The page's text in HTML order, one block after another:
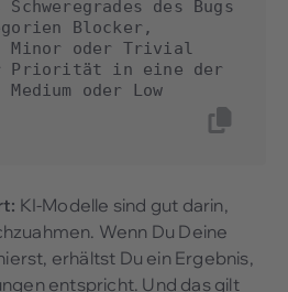
des Bugs
Blocker,
oder Trivial
Priorität in eine der
oder Low
KI-Modelle sind gut darin,
Wenn Du Deine
erhältst Du ein Ergebnis,
entspricht. Und das gilt